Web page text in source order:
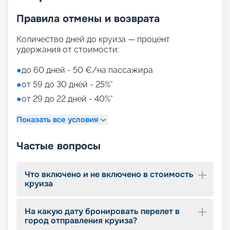
Правила отмены и возврата
Количество дней до круиза — процент
удержания от стоимости:
●до 60 дней - 50 €/на пассажира
●от 59 до 30 дней - 25%*
●от 29 до 22 дней - 40%*
Показать все условия
Частые вопросы
Что включено и не включено в стоимость
круиза
На какую дату бронировать перелет в
город отправления круиза?